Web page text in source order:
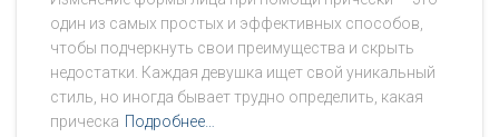
один из самых простых и эффективных способов,
чтобы подчеркнуть свои преимущества и скрыть
недостатки. Каждая девушка ищет свой уникальный
стиль, но иногда бывает трудно определить, какая
прическа Подробнее…